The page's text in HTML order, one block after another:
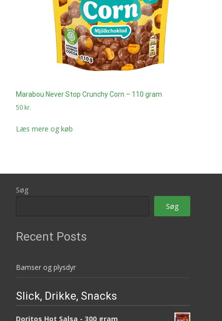
Marabou Never Stop Crunchy Corn – 110 gram
50 kr.
Læs mere og køb
Søg
Søg
Recent Posts
Bamser og plysdyr
Slick, Drikke, Snacks
Doritos Hot Salsa - 300 gram